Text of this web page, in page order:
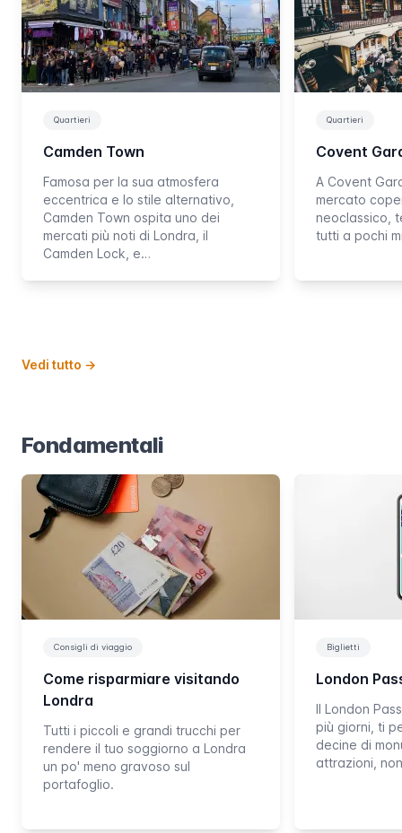
Quartieri
Camden Town
Famosa per la sua atmosfera
eccentrica e lo stile alternativo,
Camden Town ospita uno dei
mercati più noti di Londra, il
Camden Lock, e…
Quartieri
Covent
A Covent
mercato
neoclassico,
tutti a pochi
Vedi tutto →
Fondamentali
Consigli di viaggio
Come risparmiare visitando
Londra
Tutti i piccoli e grandi trucchi per
rendere il tuo soggiorno a Londra
un po' meno gravoso sul
portafoglio.
Biglietti
London
Il London
più giorni, ti
decine di
attrazioni,